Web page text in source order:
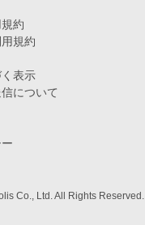
約
規約
表示
について
Co., Ltd. All Rights Reserved.